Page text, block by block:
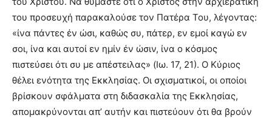
του προσευχή παρακαλούσε τον Πατέρα Του, λέγοντας:
«ίνα πάντες έν ώσι, καθώς συ, πάτερ, εν εμοί καγώ εν
σοι, ίνα και αυτοί εν ημίν έν ώσιν, ίνα ο κόσμος
πιστεύσει ότι συ με απέστειλας» (Ιω. 17, 21). Ο Κύριος
θέλει ενότητα της Εκκλησίας. Οι σχισματικοί, οι οποίοι
βρίσκουν σφάλματα στη διδασκαλία της Εκκλησίας,
απομακρύνονται απ’ αυτήν και πιστεύουν ότι θα βρούν